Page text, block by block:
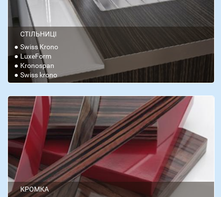
СТІЛЬНИЦІ
Swiss Krono
LuxeForm
Kronospan
Swiss krono
КРОМКА